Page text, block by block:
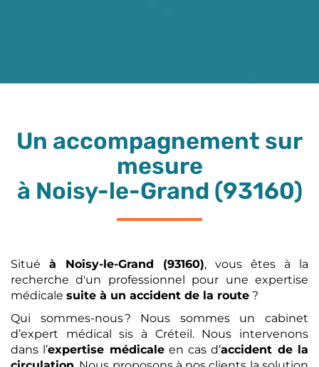
Un accompagnement sur
mesure
à Noisy-le-Grand (93160)
Situé à Noisy-le-Grand (93160), vous êtes à la
recherche d'un professionnel pour une expertise
médicale suite à un accident de la route ?
Qui sommes-nous ? Nous sommes un cabinet
d’expert médical sis à Créteil. Nous intervenons
dans l’expertise médicaleen cas d’accident de la